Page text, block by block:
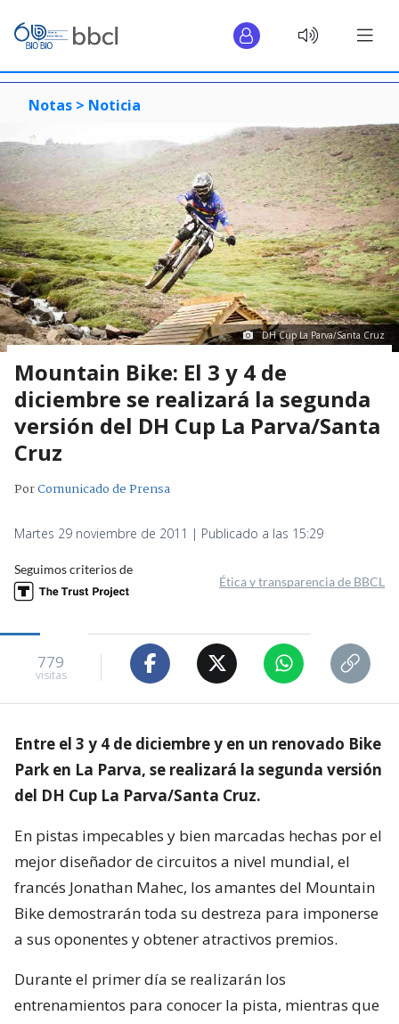
Notas > Noticia
DH Cup La Parva/Santa Cruz
Mountain Bike: El 3 y 4 de
diciembre se realizará la segunda
versión del DH Cup La Parva/Santa
Cruz
PorComunicado de Prensa
Martes 29 noviembre de 2011 | Publicado a las 15:29
Seguimos criterios de
Ética y transparencia de BBCL
779
visitas
Entre el 3 y 4 de diciembre y en un renovado Bike
Park en La Parva, se realizará la segunda versión
del DH Cup La Parva/Santa Cruz.
En pistas impecables y bien marcadas hechas por el
mejor diseñador de circuitos a nivel mundial, el
francés Jonathan Mahec, los amantes del Mountain
Bike demostrarán toda su destreza para imponerse
a sus oponentes y obtener atractivos premios.
Durante el primer día se realizarán los
entrenamientos para conocer la pista, mientras que